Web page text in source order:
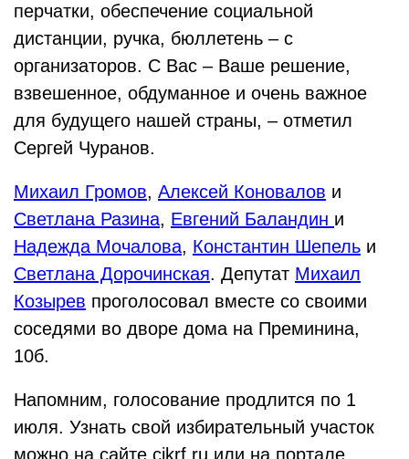
перчатки, обеспечение социальной
дистанции, ручка, бюллетень – с
организаторов. С Вас – Ваше решение,
взвешенное, обдуманное и очень важное
для будущего нашей страны, – отметил
Сергей Чуранов.
Михаил Громов, Алексей Коновалов и
Светлана Разина, Евгений Баландин и
Надежда Мочалова, Константин Шепель и
Светлана Дорочинская. Депутат Михаил
Козырев проголосовал вместе со своими
соседями во дворе дома на Преминина,
10б.
Напомним, голосование продлится по 1
июля. Узнать свой избирательный участок
можно на сайте cikrf.ru или на портале